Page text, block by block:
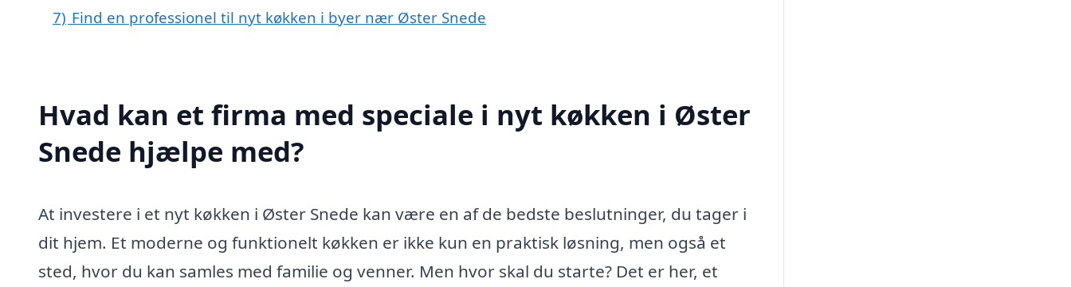
7) Find en professionel til nyt køkken i byer nær Øster Snede
Hvad kan et firma med speciale i nyt køkken i Øster
Snede hjælpe med?
At investere i et nyt køkken i Øster Snede kan være en af de bedste beslutninger, du tager i
dit hjem. Et moderne og funktionelt køkken er ikke kun en praktisk løsning, men også et
sted, hvor du kan samles med familie og venner. Men hvor skal du starte? Det er her, et